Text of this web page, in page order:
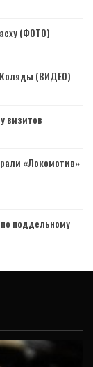
(ФОТО)
Коляды (ВИДЕО)
визитов
«Локомотив»
поддельному